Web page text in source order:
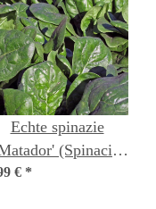
Echte spinazie
(Spinacia
bio zaad
€ *